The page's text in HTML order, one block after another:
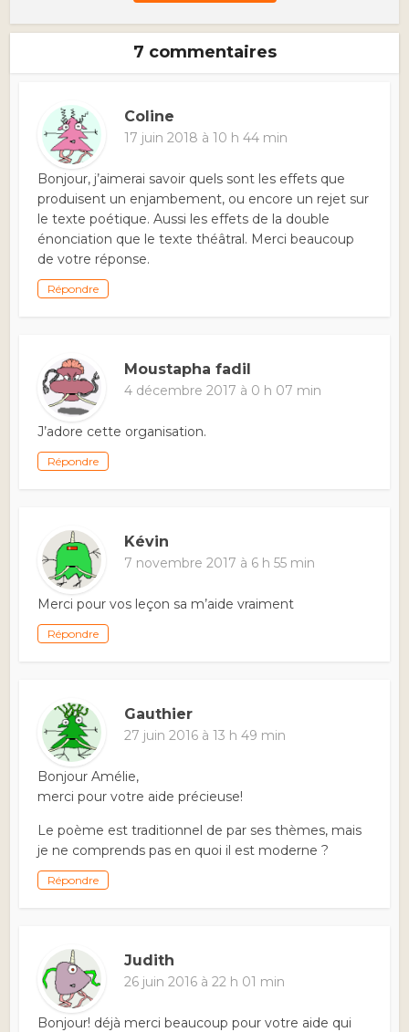
7 commentaires
Coline
17 juin 2018 à 10 h 44 min
Bonjour, j’aimerai savoir quels sont les effets que
produisent un enjambement, ou encore un rejet sur
le texte poétique. Aussi les effets de la double
énonciation que le texte théâtral. Merci beaucoup
de votre réponse.
Répondre
Moustapha fadil
4 décembre 2017 à 0 h 07 min
J’adore cette organisation.
Répondre
Kévin
7 novembre 2017 à 6 h 55 min
Merci pour vos leçon sa m’aide vraiment
Répondre
Gauthier
27 juin 2016 à 13 h 49 min
Bonjour Amélie,
merci pour votre aide précieuse!
Le poème est traditionnel de par ses thèmes, mais
je ne comprends pas en quoi il est moderne ?
Répondre
Judith
26 juin 2016 à 22 h 01 min
Bonjour! déjà merci beaucoup pour votre aide qui